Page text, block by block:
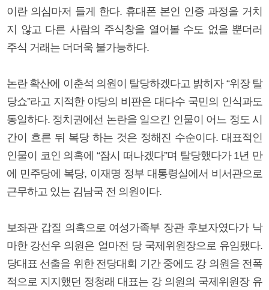
이란 의심마저 들게 한다. 휴대폰 본인 인증 과정을 거치
지 않고 다른 사람의 주식창을 열어볼 수도 없을 뿐더러
주식 거래는 더더욱 불가능하다.
논란 확산에 이춘석 의원이 탈당하겠다고 밝히자 “위장 탈
당쇼”라고 지적한 야당의 비판은 대다수 국민의 인식과도
동일하다. 정치권에선 논란을 일으킨 인물이 어느 정도 시
간이 흐른 뒤 복당 하는 것은 정해진 수순이다. 대표적인
인물이 코인 의혹에 “잠시 떠나겠다”며 탈당했다가 1년 만
에 민주당에 복당, 이재명 정부 대통령실에서 비서관으로
근무하고 있는 김남국 전 의원이다.
보좌관 갑질 의혹으로 여성가족부 장관 후보자였다가 낙
마한 강선우 의원은 얼마전 당 국제위원장으로 유임됐다.
당대표 선출을 위한 전당대회 기간 중에도 강 의원을 전폭
적으로 지지했던 정청래 대표는 강 의원의 국제위원장 유